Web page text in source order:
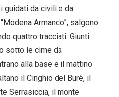
guidati da civili e da
Armando”, salgono
quattro tracciati. Giunti
sotto le cime da
alla base e il mattino
il Cinghio del Burè, il
Serrasiccia, il monte